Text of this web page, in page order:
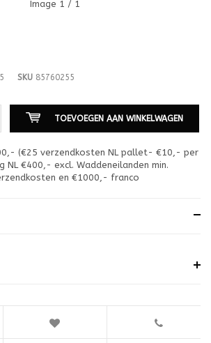
Image 1 / 1
SKU 85760255
TOEVOEGEN AAN WINKELWAGEN
(€25 verzendkosten NL pallet- €10,- per
NL €400,- excl. Waddeneilanden min.
en €1000,- franco